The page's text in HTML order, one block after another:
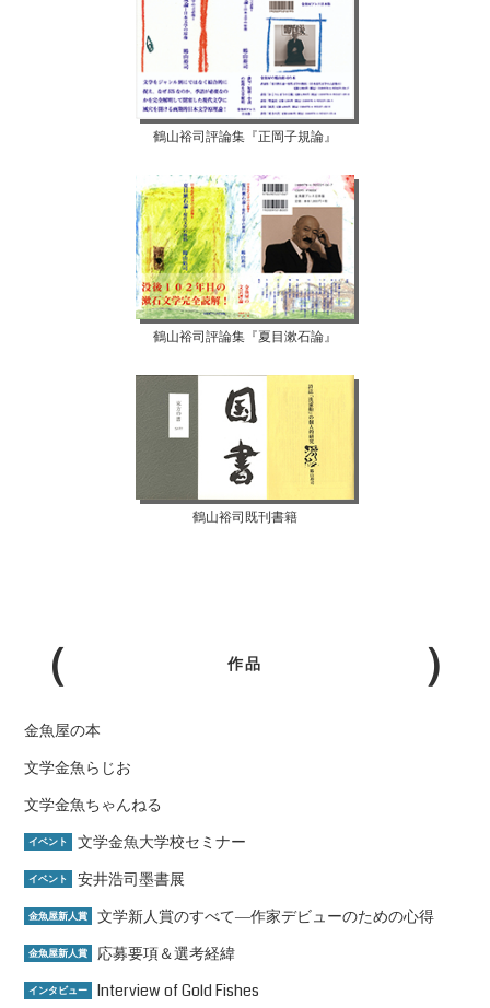
鶴山裕司評論集『正岡子規論』
鶴山裕司評論集『夏目漱石論』
鶴山裕司既刊書籍
作品
金魚屋の本
文学金魚らじお
文学金魚ちゃんねる
イベント 文学金魚大学校セミナー
イベント 安井浩司墨書展
金魚屋新人賞 文学新人賞のすべて―作家デビューのための心得
金魚屋新人賞 応募要項＆選考経緯
インタビュー Interview of Gold Fishes